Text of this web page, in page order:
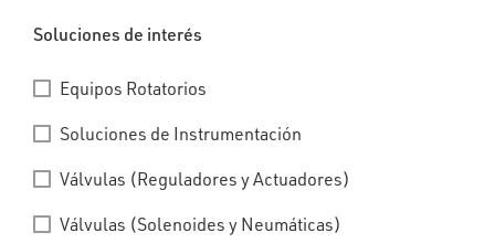
Soluciones de interés
Equipos Rotatorios
Soluciones de Instrumentación
Válvulas (Reguladores y Actuadores)
Válvulas (Solenoides y Neumáticas)